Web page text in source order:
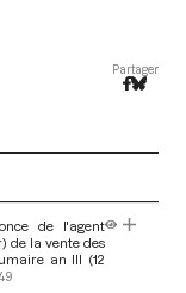
Partager
de l'agent
de la vente des
an III (12